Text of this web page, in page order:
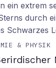
ein extrem
durch
Schwarzes
& PHYSIK